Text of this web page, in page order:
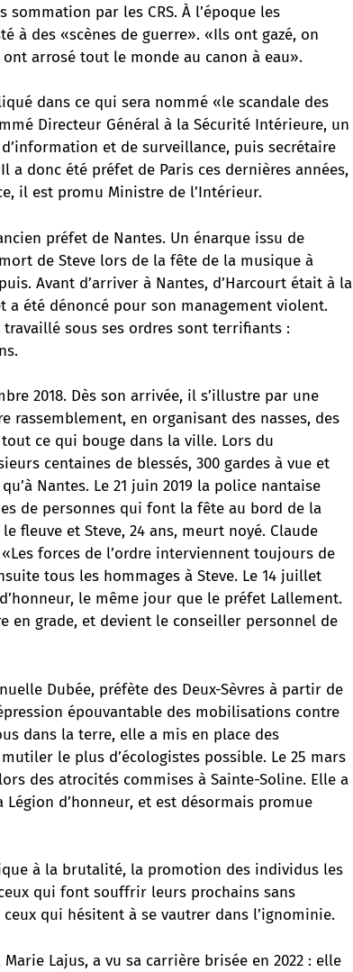
par les CRS. À l’époque les
à des «scènes de guerre». «Ils ont gazé, on
arrosé tout le monde au canon à eau».
dans ce qui sera nommé «le scandale des
Directeur Général à la Sécurité Intérieure, un
et de surveillance, puis secrétaire
a donc été préfet de Paris ces dernières années,
il est promu Ministre de l’Intérieur.
préfet de Nantes. Un énarque issu de
de Steve lors de la fête de la musique à
Avant d’arriver à Nantes, d’Harcourt était à la
a été dénoncé pour son management violent.
sous ses ordres sont terrifiants :
2018. Dès son arrivée, il s’illustre par une
en organisant des nasses, des
ce qui bouge dans la ville. Lors du
centaines de blessés, 300 gardes à vue et
Nantes. Le 21 juin 2019 la police nantaise
de personnes qui font la fête au bord de la
fleuve et Steve, 24 ans, meurt noyé. Claude
forces de l’ordre interviennent toujours de
tous les hommages à Steve. Le 14 juillet
le même jour que le préfet Lallement.
en grade, et devient le conseiller personnel de
Dubée, préfète des Deux-Sèvres à partir de
épouvantable des mobilisations contre
dans la terre, elle a mis en place des
le plus d’écologistes possible. Le 25 mars
des atrocités commises à Sainte-Soline. Elle a
d’honneur, et est désormais promue
à la brutalité, la promotion des individus les
qui font souffrir leurs prochains sans
qui hésitent à se vautrer dans l’ignominie.
Lajus, a vu sa carrière brisée en 2022 : elle